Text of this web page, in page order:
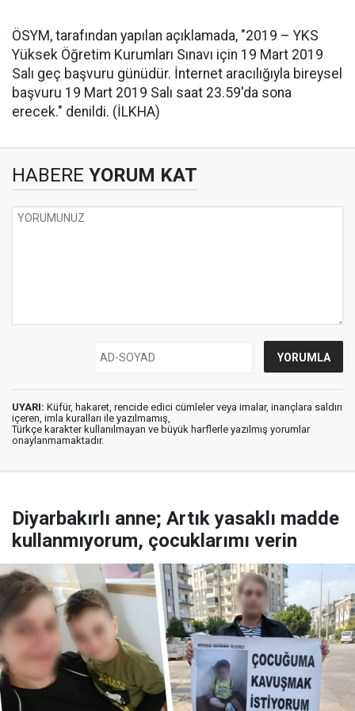
ÖSYM, tarafından yapılan açıklamada, "2019 – YKS
Yüksek Öğretim Kurumları Sınavı için 19 Mart 2019
Salı geç başvuru günüdür. İnternet aracılığıyla bireysel
başvuru 19 Mart 2019 Salı saat 23.59'da sona
erecek." denildi. (İLKHA)
HABERE YORUM KAT
UYARI: Küfür, hakaret, rencide edici cümleler veya imalar, inançlara saldırı
içeren, imla kuralları ile yazılmamış,
Türkçe karakter kullanılmayan ve büyük harflerle yazılmış yorumlar
onaylanmamaktadır.
Diyarbakırlı anne; Artık yasaklı madde
kullanmıyorum, çocuklarımı verin